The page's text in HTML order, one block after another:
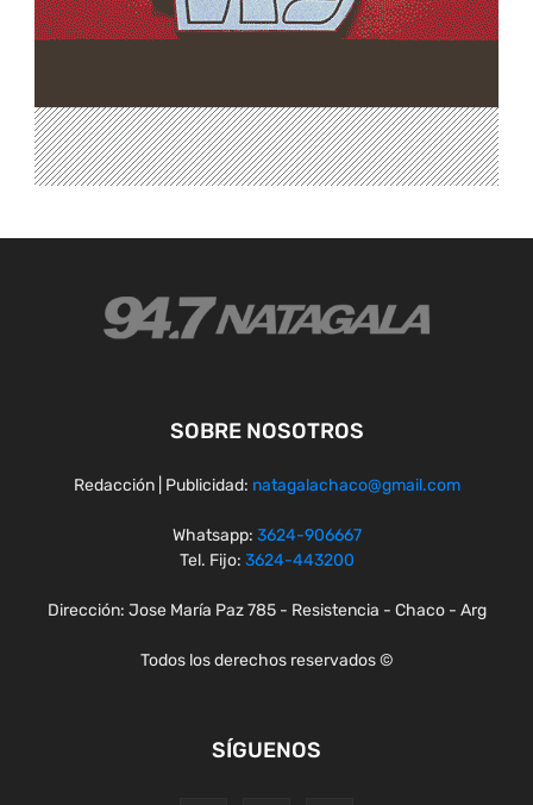
SOBRE NOSOTROS
Redacción | Publicidad: natagalachaco@gmail.com
Whatsapp: 3624-906667
Tel. Fijo: 3624-443200
Dirección: Jose María Paz 785 - Resistencia - Chaco - Arg
Todos los derechos reservados ©
SÍGUENOS